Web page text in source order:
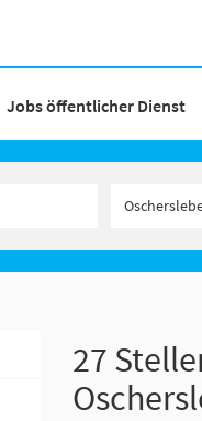
Jobs öffentlicher Dienst
27